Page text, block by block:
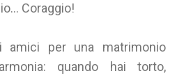
Coraggio!
amici per una matrimonio
quando hai torto,